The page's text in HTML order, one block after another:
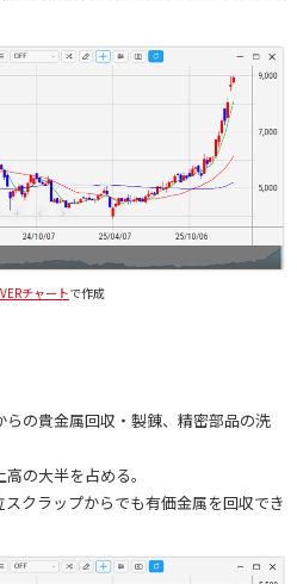
チャートで作成
の貴金属回収・製錬、精密部品の洗
の大半を占める。
クラップからでも有価金属を回収でき